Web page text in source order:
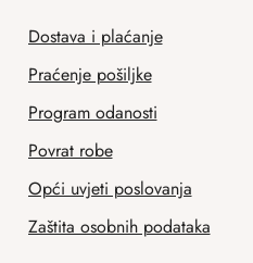
Dostava i plaćanje
Praćenje pošiljke
Program odanosti
Povrat robe
Opći uvjeti poslovanja
Zaštita osobnih podataka